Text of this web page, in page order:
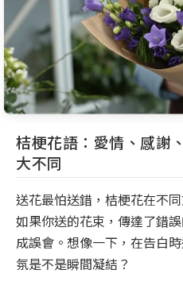
桔梗花語：愛情、感謝
大不同
送花最怕送錯，桔梗花在不
如果你送的花束，傳達了錯
成誤會。想像一下，在告白
氛是不是瞬間凝結？